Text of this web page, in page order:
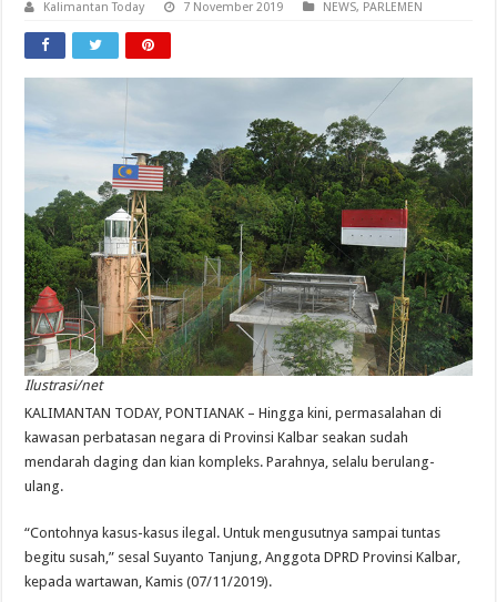
Kalimantan Today 7 November 2019 NEWS, PARLEMEN
Ilustrasi/net
KALIMANTAN TODAY, PONTIANAK – Hingga kini, permasalahan di
kawasan perbatasan negara di Provinsi Kalbar seakan sudah
mendarah daging dan kian kompleks. Parahnya, selalu berulang-
ulang.
“Contohnya kasus-kasus ilegal. Untuk mengusutnya sampai tuntas
begitu susah,” sesal Suyanto Tanjung, Anggota DPRD Provinsi Kalbar,
kepada wartawan, Kamis (07/11/2019).